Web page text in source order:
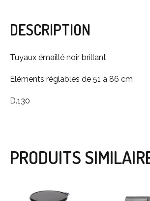
DESCRIPTION
Tuyaux émaillé noir brillant
Eléments réglables de 51 à 86 cm
D.130
PRODUITS